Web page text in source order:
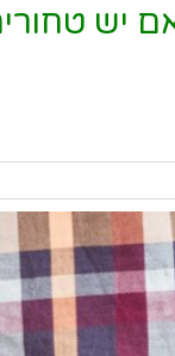
יש